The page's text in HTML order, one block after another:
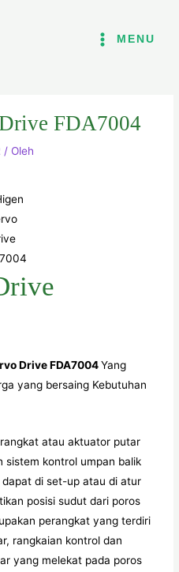
MENU
FDA7004
/ Oleh
Drive FDA7004Yang
yang bersaing Kebutuhan
atau aktuator putar
sistem kontrol umpan balik
di set-up atau di atur
posisi sudut dari poros
perangkat yang terdiri
rangkaian kontrol dan
yang melekat pada poros